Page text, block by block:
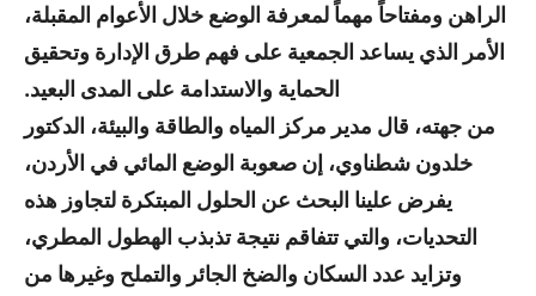
الراهن ومفتاحاً مهماً لمعرفة الوضع خلال الأعوام المقبلة،
الأمر الذي يساعد الجمعية على فهم طرق الإدارة وتحقيق
الحماية والاستدامة على المدى البعيد.
من جهته، قال مدير مركز المياه والطاقة والبيئة، الدكتور
خلدون شطناوي، إن صعوبة الوضع المائي في الأردن،
يفرض علينا البحث عن الحلول المبتكرة لتجاوز هذه
التحديات، والتي تتفاقم نتيجة تذبذب الهطول المطري،
وتزايد عدد السكان والضخ الجائر والتملح وغيرها من